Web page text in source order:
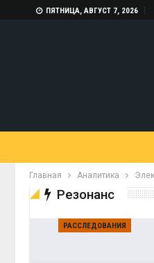
ПЯТНИЦА, АВГУСТ 7, 2026
Главная Аналитика
Резонанс
РАССЛЕДОВАНИЯ